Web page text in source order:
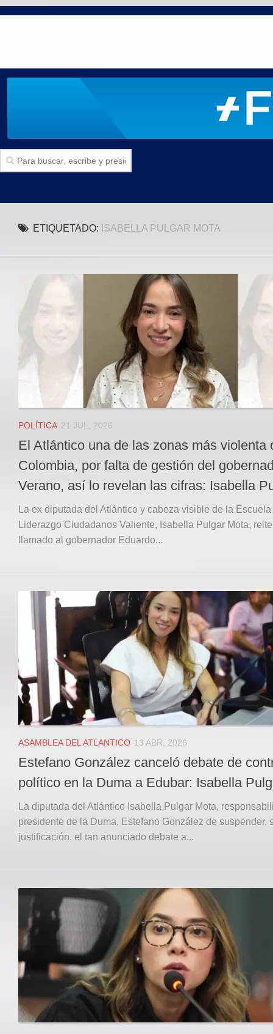
SECCIONES
Politica
JUDICIAL
ÁREA METROPOLITANA
DEPARTAMENTAL
Internacional
Registro ISSN: 2711-3299
ETIQUETADO: ISABELLA PULGAR MOTA
POLÍTICA 21 JUL, 2026
El Atlántico una de las zonas más violenta
Colombia, por falta de gestión del
Verano, así lo revelan las cifras: Isabella
La ex diputada del Atlántico y cabeza visible de la
Liderazgo Ciudadanos Valiente, Isabella Pulgar Mota,
llamado al gobernador Eduardo...
ASAMBLEA DEL ATLANTICO 13 ABR, 2026
Estefano González canceló debate de
político en la Duma a Edubar: Isabella
La diputada del Atlántico Isabella Pulgar Mota,
presidente de la Duma, Estefano González de suspender,
justificación, el tan anunciado debate a...